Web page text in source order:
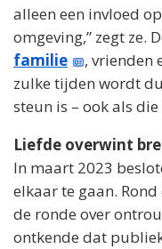
alleen een invloed
omgeving,” zegt ze.
familie
, vrienden
zulke tijden wordt
steun is – ook als
Liefde overwint
In maart 2023
elkaar te gaan.
de ronde over
ontkende dat